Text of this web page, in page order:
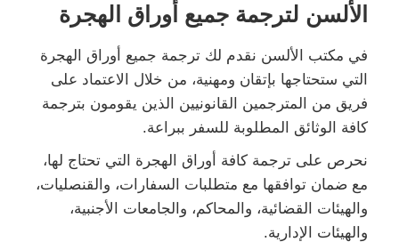
الألسن لترجمة جميع أوراق الهجرة
في مكتب الألسن نقدم لك ترجمة جميع أوراق الهجرة
التي ستحتاجها بإتقان ومهنية، من خلال الاعتماد على
فريق من المترجمين القانونيين الذين يقومون بترجمة
كافة الوثائق المطلوبة للسفر ببراعة.
نحرص على ترجمة كافة أوراق الهجرة التي تحتاج لها،
مع ضمان توافقها مع متطلبات السفارات، والقنصليات،
والهيئات القضائية، والمحاكم، والجامعات الأجنبية،
والهيئات الإدارية.